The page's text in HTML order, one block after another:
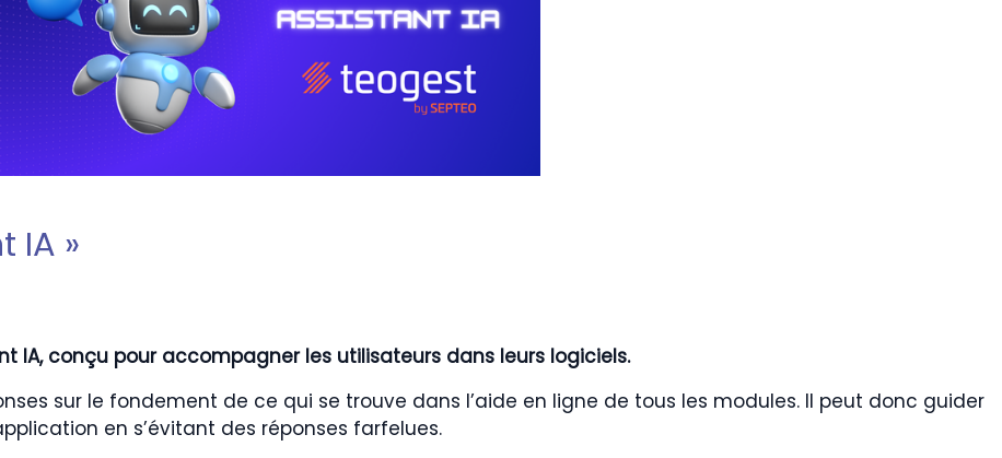
IA »
IA, conçu pour accompagner les utilisateurs dans leurs logiciels.
sur le fondement de ce qui se trouve dans l’aide en ligne de tous les modules. Il peut donc guider
en s’évitant des réponses farfelues.